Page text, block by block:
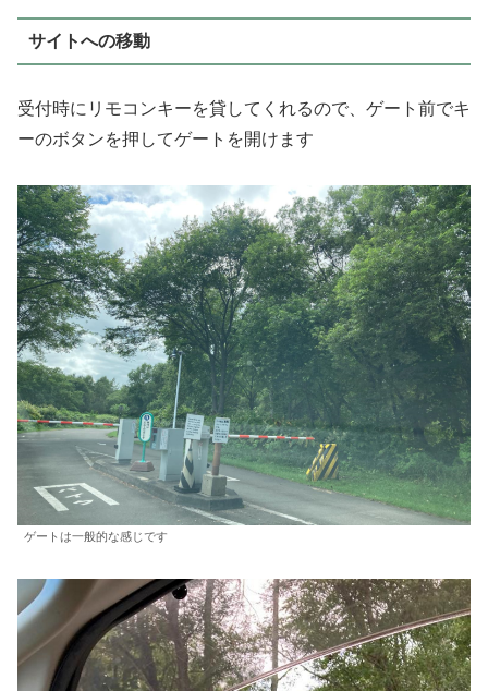
サイトへの移動
受付時にリモコンキーを貸してくれるので、ゲート前でキ
ーのボタンを押してゲートを開けます
ゲートは一般的な感じです